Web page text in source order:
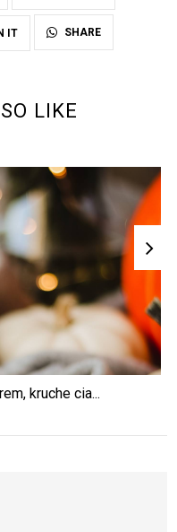
IT SHARE
LIKE
kruche cia...